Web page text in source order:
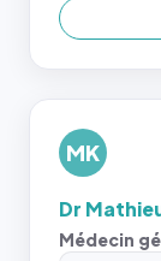
MK
Dr
Médecin